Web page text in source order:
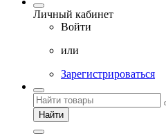
Личный кабинет
Войти
или
Зарегистрироваться
Найти